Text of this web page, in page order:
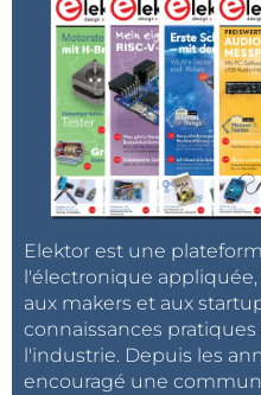
Elektor est une
l'électronique
aux makers et aux
connaissances
l'industrie. Depuis les
encouragé une